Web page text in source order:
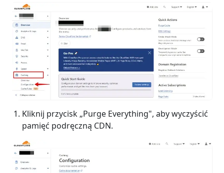
Kliknij przycisk „Purge Everything", aby wyczyścić
pamięć podręczną CDN.